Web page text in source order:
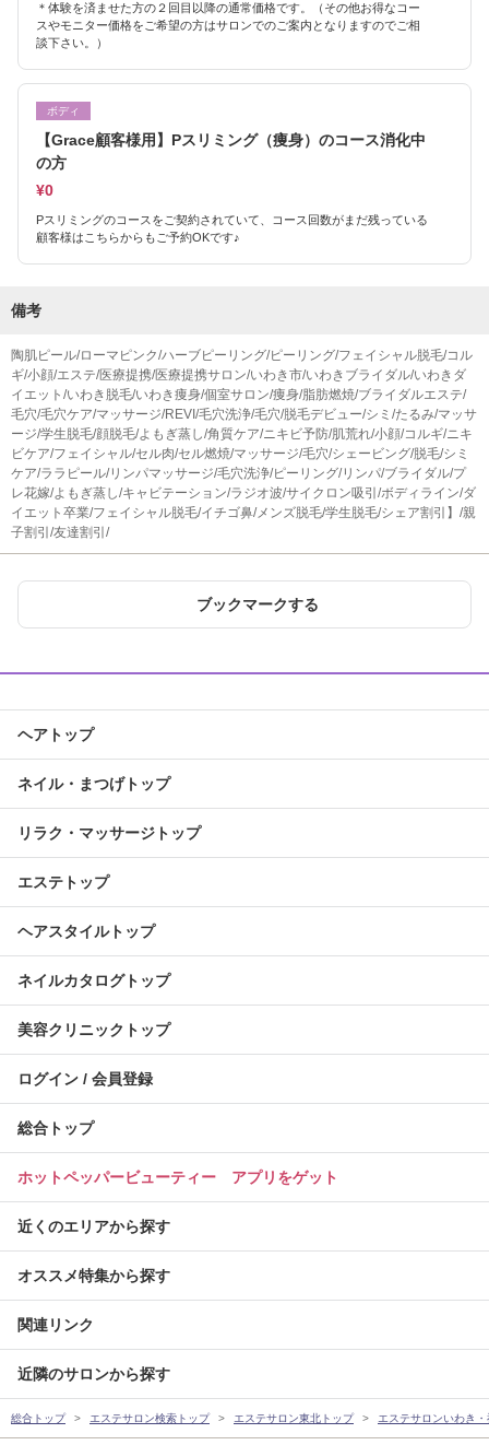
＊体験を済ませた方の２回目以降の通常価格です。（その他お得なコー
スやモニター価格をご希望の方はサロンでのご案内となりますのでご相
談下さい。）
ボディ
【Grace顧客様用】Pスリミング（痩身）のコース消化中
の方
¥0
Pスリミングのコースをご契約されていて、コース回数がまだ残っている
顧客様はこちらからもご予約OKです♪
備考
陶肌ピール/ローマピンク/ハーブピーリング/ピーリング/フェイシャル脱毛/コル
ギ/小顔/エステ/医療提携/医療提携サロン/いわき市/いわきブライダル/いわきダ
イエット/いわき脱毛/いわき痩身/個室サロン/痩身/脂肪燃焼/ブライダルエステ/
毛穴/毛穴ケア/マッサージ/REVI/毛穴洗浄/毛穴/脱毛デビュー/シミ/たるみ/マッサ
ージ/学生脱毛/顔脱毛/よもぎ蒸し/角質ケア/ニキビ予防/肌荒れ/小顔/コルギ/ニキ
ビケア/フェイシャル/セル肉/セル燃焼/マッサージ/毛穴/シェービング/脱毛/シミ
ケア/ララピール/リンパマッサージ/毛穴洗浄/ピーリング/リンパ/ブライダル/プ
レ花嫁/よもぎ蒸し/キャビテーション/ラジオ波/サイクロン吸引/ボディライン/ダ
イエット卒業/フェイシャル脱毛/イチゴ鼻/メンズ脱毛/学生脱毛/シェア割引】/親
子割引/友達割引/
ブックマークする
ヘアトップ
ネイル・まつげトップ
リラク・マッサージトップ
エステトップ
ヘアスタイルトップ
ネイルカタログトップ
美容クリニックトップ
ログイン / 会員登録
総合トップ
ホットペッパービューティー アプリをゲット
近くのエリアから探す
オススメ特集から探す
関連リンク
近隣のサロンから探す
総合トップ エステサロン検索トップ エステサロン東北トップ エステサロンいわき